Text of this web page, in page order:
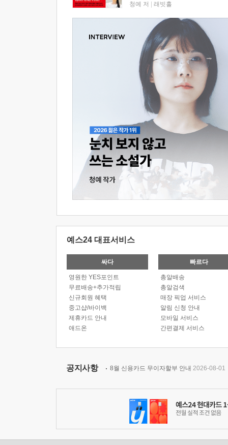
청예 저 래빗홀
예스24 대표서비스
싸다
영원한 YES포인트
무료배송+추가적립
신규회원 혜택
중고샵/바이백
제휴카드 안내
애드온
빠르다
총알배송
총알검색
매장 픽업 서비스
알림 신청 안내
모바일 서비스
간편결제 서비스
공지사항 8월 신용카드 무이자할부 안내 2026-08-01